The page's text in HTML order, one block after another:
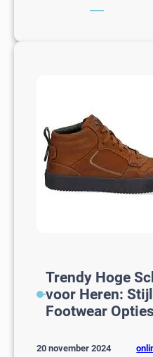
Trendy Hoge
voor Heren:
Footwear Opties
20 november 2024